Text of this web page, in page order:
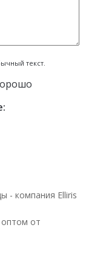
текст.
- компания Elliris
от